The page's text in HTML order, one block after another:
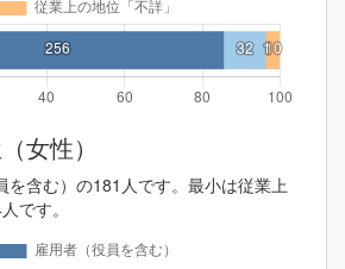
女性）
を含む）の181人です。最小は従業上
です。